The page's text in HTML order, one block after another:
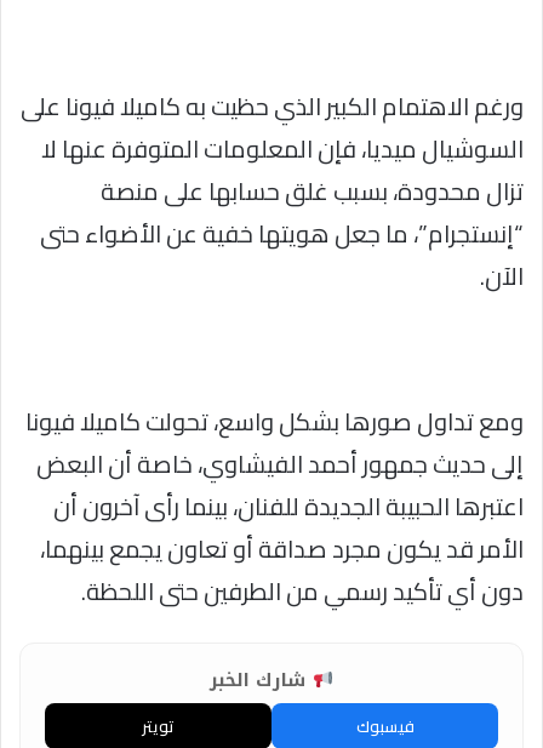
ورغم الاهتمام الكبير الذي حظيت به كاميلا فيونا على
السوشيال ميديا، فإن المعلومات المتوفرة عنها لا
تزال محدودة، بسبب غلق حسابها على منصة
“إنستجرام”، ما جعل هويتها خفية عن الأضواء حتى
الآن.
ومع تداول صورها بشكل واسع، تحولت كاميلا فيونا
إلى حديث جمهور أحمد الفيشاوي، خاصة أن البعض
اعتبرها الحبيبة الجديدة للفنان، بينما رأى آخرون أن
الأمر قد يكون مجرد صداقة أو تعاون يجمع بينهما،
دون أي تأكيد رسمي من الطرفين حتى اللحظة.
شارك الخبر
فيسبوك
تويتر